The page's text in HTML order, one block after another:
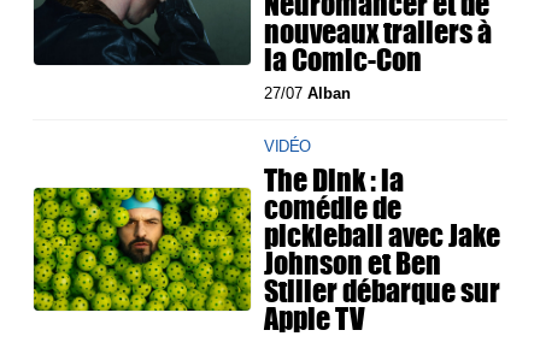
nouveaux trailers à
la Comic-Con
27/07Alban
VIDÉO
The Dink : la
comédie de
pickleball avec Jake
Johnson et Ben
Stiller débarque sur
Apple TV